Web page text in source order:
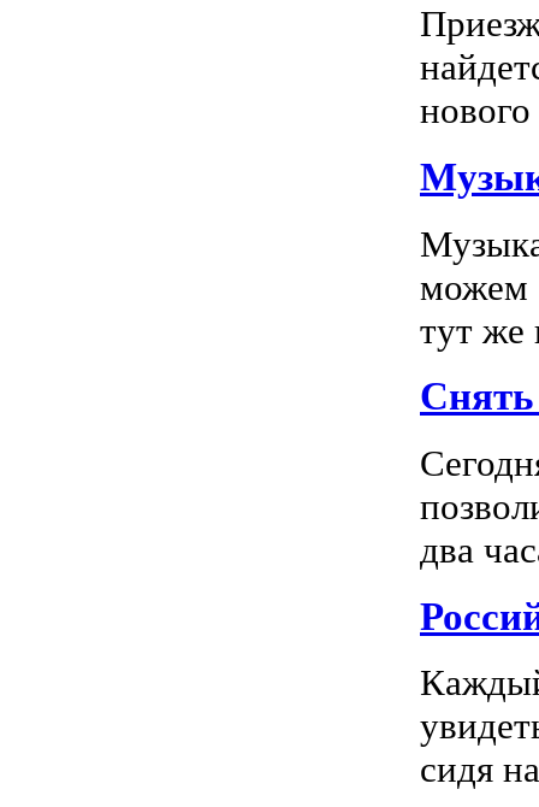
можем
тут же
Снять
два
сидя